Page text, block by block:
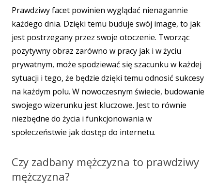
Prawdziwy facet powinien wyglądać nienagannie
każdego dnia. Dzięki temu buduje swój image, to jak
jest postrzegany przez swoje otoczenie. Tworząc
pozytywny obraz zarówno w pracy jak i w życiu
prywatnym, może spodziewać się szacunku w każdej
sytuacji i tego, że będzie dzięki temu odnosić sukcesy
na każdym polu. W nowoczesnym świecie, budowanie
swojego wizerunku jest kluczowe. Jest to równie
niezbędne do życia i funkcjonowania w
społeczeństwie jak dostęp do internetu.
Czy zadbany mężczyzna to prawdziwy
mężczyzna?